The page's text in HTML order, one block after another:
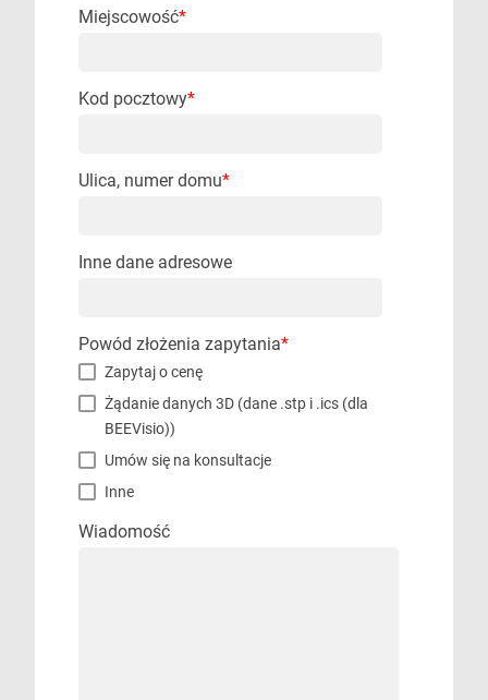
Miejscowość*
Kod pocztowy*
Ulica, numer domu*
Inne dane adresowe
Powód złożenia zapytania*
Zapytaj o cenę
Żądanie danych 3D (dane .stp i .ics (dla
BEEVisio))
Umów się na konsultacje
Inne
Wiadomość